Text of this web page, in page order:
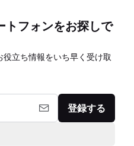
トフォンをお探しで
立ち情報をいち早く受け取
登録する